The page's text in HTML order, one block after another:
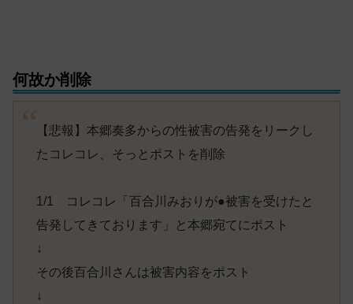
何故か削除
【悲報】本郷奏多からの性被害の告発をリークし
たコレコレ、そっとポストを削除
1/1 コレコレ「百合川みおりが●被害を受けたと
告発してきております」と本郷宛てにポスト
↓
その後百合川さんは被害内容をポスト
↓